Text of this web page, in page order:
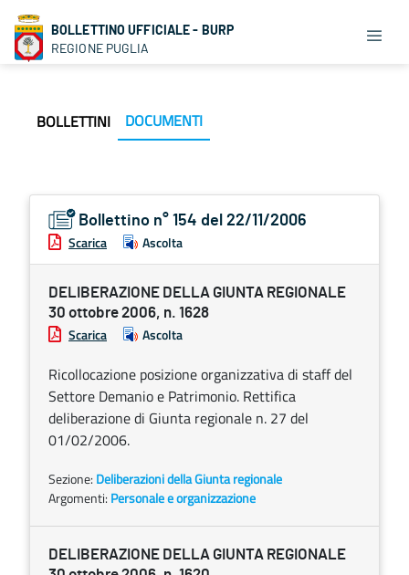
BOLLETTINO UFFICIALE - BURP
REGIONE PUGLIA
BOLLETTINI DOCUMENTI
Bollettino n° 154 del 22/11/2006
Scarica Ascolta
DELIBERAZIONE DELLA GIUNTA REGIONALE
30 ottobre 2006, n. 1628
Scarica Ascolta
Ricollocazione posizione organizzativa di staff del
Settore Demanio e Patrimonio. Rettifica
deliberazione di Giunta regionale n. 27 del
01/02/2006.
Sezione: Deliberazioni della Giunta regionale
Argomenti: Personale e organizzazione
DELIBERAZIONE DELLA GIUNTA REGIONALE